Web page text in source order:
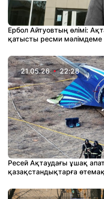
Ербол Айтуовтың өлімі:
қатысты ресми
21.05.26 22:28
Ресей Ақтаудағы ұшақ
қазақстандықтарға